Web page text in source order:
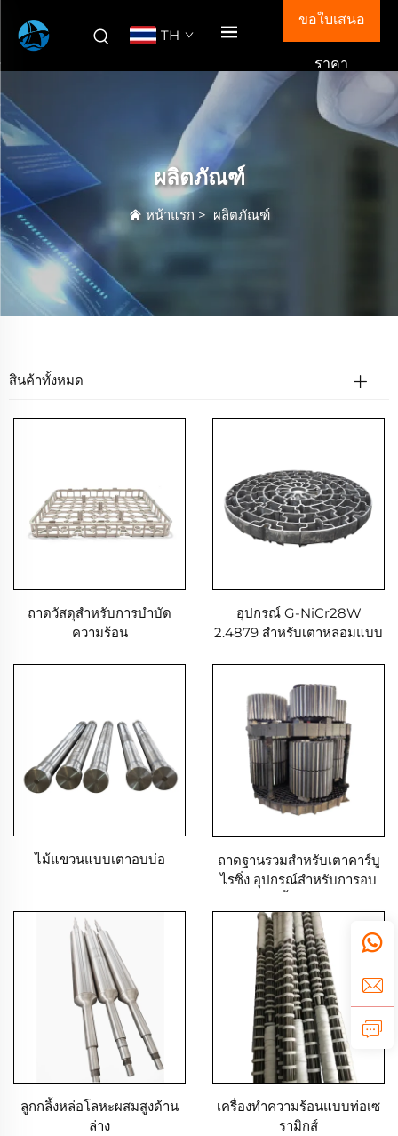
TH
ขอใบเสนอ
ราคา
ผลิตภัณฑ์
หน้าแรก > ผลิตภัณฑ์
สินค้าทั้งหมด
ถาดวัสดุสำหรับการบำบัด
ความร้อน
อุปกรณ์ G-NiCr28W
2.4879 สำหรับเตาหลอมแบบ
ไม้แขวนแบบเตาอบบ่อ
ถาดฐานรวมสำหรับเตาคาร์บู
ไรซิ่ง อุปกรณ์สำหรับการอบ
ลูกกลิ้งหล่อโลหะผสมสูงด้าน
ล่าง
เครื่องทำความร้อนแบบท่อเซ
รามิกส์